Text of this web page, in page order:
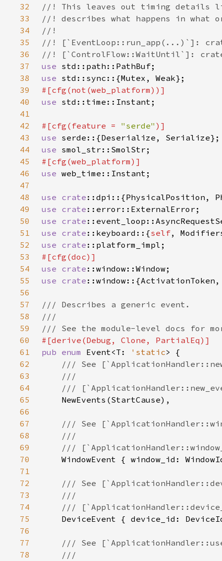
32
33
34
35
36
37
use
38
use
39
40
use
41
42
#[cfg(feature = "serde"
43
use
44
use
45
46
use
47
48
use crate
49
use crate
50
use crate
51
use crate ::keyboard::{self
52
use crate
53
54
use crate
55
use crate
56
57
58
59
60
61
pub enum Event<T: 'static
62
63
64
65
66
67
68
69
70
71
72
73
74
75
76
77
78